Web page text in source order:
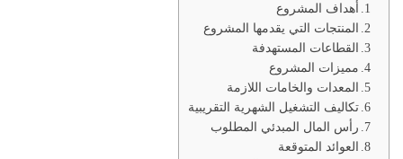
أهداف المشروع
المنتجات التي يقدمها المشروع
القطاعات المستهدفة
مميزات المشروع
المعدات والخامات اللازمة
تكاليف التشغيل الشهرية التقريبية
رأس المال المبدئي المطلوب
العوائد المتوقعة